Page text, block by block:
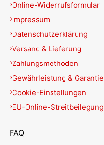
Online-Widerrufsformular
Impressum
Datenschutzerklärung
Versand & Lieferung
Zahlungsmethoden
Gewährleistung &
Cookie-Einstellungen
EU-Online-Streitbeilegung
FAQ